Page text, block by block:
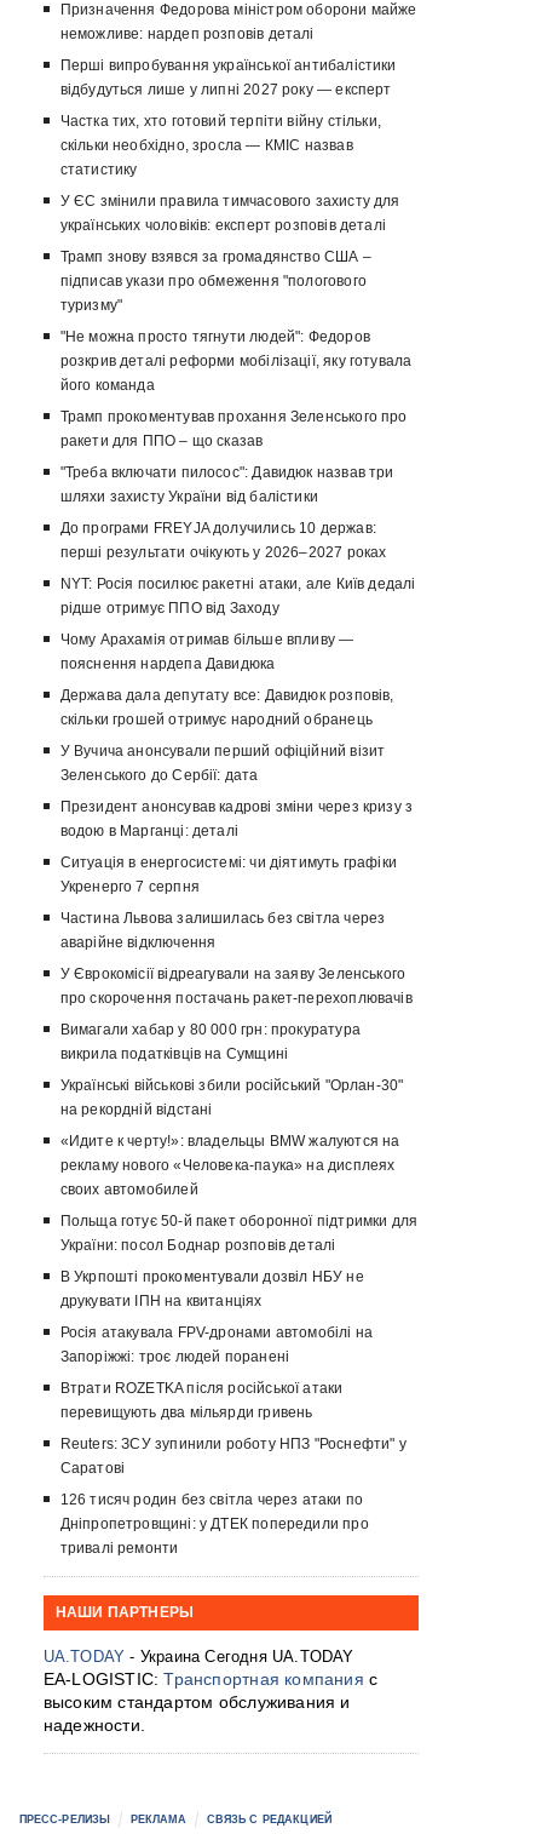
Призначення Федорова міністром оборони майже
неможливе: нардеп розповів деталі
Перші випробування української антибалістики
відбудуться лише у липні 2027 року — експерт
Частка тих, хто готовий терпіти війну стільки,
скільки необхідно, зросла — КМІС назвав
статистику
У ЄС змінили правила тимчасового захисту для
українських чоловіків: експерт розповів деталі
Трамп знову взявся за громадянство США –
підписав укази про обмеження "пологового
туризму"
"Не можна просто тягнути людей": Федоров
розкрив деталі реформи мобілізації, яку готувала
його команда
Трамп прокоментував прохання Зеленського про
ракети для ППО – що сказав
"Треба включати пилосос": Давидюк назвав три
шляхи захисту України від балістики
До програми FREYJA долучились 10 держав:
перші результати очікують у 2026–2027 роках
NYT: Росія посилює ракетні атаки, але Київ дедалі
рідше отримує ППО від Заходу
Чому Арахамія отримав більше впливу —
пояснення нардепа Давидюка
Держава дала депутату все: Давидюк розповів,
скільки грошей отримує народний обранець
У Вучича анонсували перший офіційний візит
Зеленського до Сербії: дата
Президент анонсував кадрові зміни через кризу з
водою в Марганці: деталі
Ситуація в енергосистемі: чи діятимуть графіки
Укренерго 7 серпня
Частина Львова залишилась без світла через
аварійне відключення
У Єврокомісії відреагували на заяву Зеленського
про скорочення постачань ракет-перехоплювачів
Вимагали хабар у 80 000 грн: прокуратура
викрила податківців на Сумщині
Українські військові збили російський "Орлан-30"
на рекордній відстані
«Идите к черту!»: владельцы BMW жалуются на
рекламу нового «Человека-паука» на дисплеях
своих автомобилей
Польща готує 50-й пакет оборонної підтримки для
України: посол Боднар розповів деталі
В Укрпошті прокоментували дозвіл НБУ не
друкувати ІПН на квитанціях
Росія атакувала FPV-дронами автомобілі на
Запоріжжі: троє людей поранені
Втрати ROZETKA після російської атаки
перевищують два мільярди гривень
Reuters: ЗСУ зупинили роботу НПЗ "Роснефти" у
Саратові
126 тисяч родин без світла через атаки по
Дніпропетровщині: у ДТЕК попередили про
тривалі ремонти
НАШИ ПАРТНЕРЫ
UA.TODAY - Украина Сегодня UA.TODAY
EA-LOGISTIC:Транспортная компания с
высоким стандартом обслуживания и
надежности.
ПРЕСС-РЕЛИЗЫ РЕКЛАМА СВЯЗЬ С РЕДАКЦИЕЙ